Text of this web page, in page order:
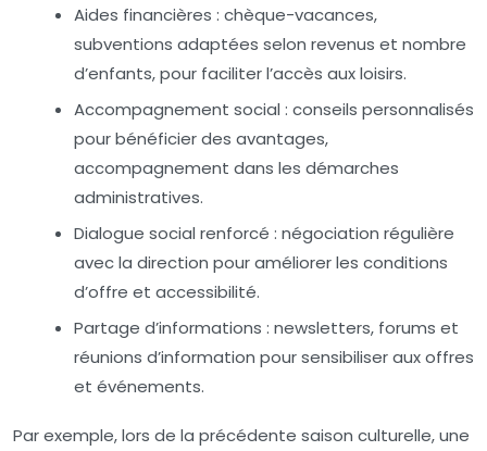
Aides financières : chèque-vacances,
subventions adaptées selon revenus et nombre
d’enfants, pour faciliter l’accès aux loisirs.
Accompagnement social : conseils personnalisés
pour bénéficier des avantages,
accompagnement dans les démarches
administratives.
Dialogue social renforcé : négociation régulière
avec la direction pour améliorer les conditions
d’offre et accessibilité.
Partage d’informations : newsletters, forums et
réunions d’information pour sensibiliser aux offres
et événements.
Par exemple, lors de la précédente saison culturelle, une